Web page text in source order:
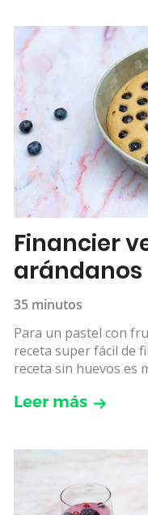
Financier
arándanos
35 minutos
Para un pastel con
receta super fácil de
receta sin huevos es
Leer más